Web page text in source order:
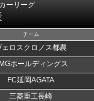
ーリーグ
チーム
ェロスクロノス都農
ホールディングス
FC延岡AGATA
三菱重工長崎